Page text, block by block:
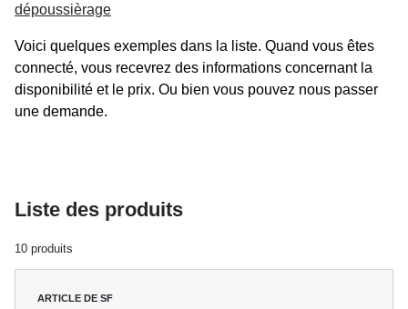
dépoussièrage
Voici quelques exemples dans la liste. Quand vous êtes
connecté, vous recevrez des informations concernant la
disponibilité et le prix. Ou bien vous pouvez nous passer
une demande.
Liste des produits
10 produits
ARTICLE DE SF